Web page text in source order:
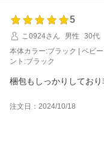
5
こ0924さん
男性
30代
本体カラー:ブラック | ベビ
ント:ブラック
梱包もしっかりしており
注文日：2024/10/18